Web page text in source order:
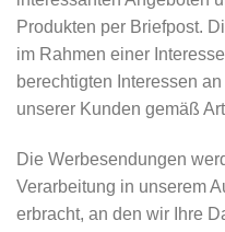
Produkten per Briefpost.
im Rahmen einer
berechtigten Interessen
unserer Kunden gemäß
Die Werbesendungen
Verarbeitung in unserem
erbracht, an den wir Ihre